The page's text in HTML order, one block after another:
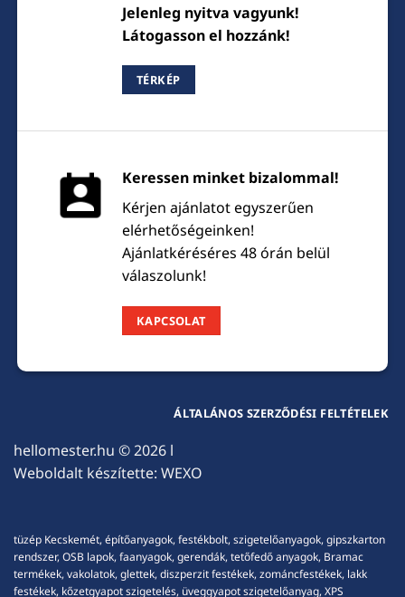
Jelenleg nyitva vagyunk!
Látogasson el hozzánk!
TÉRKÉP
Keressen minket bizalommal!
Kérjen ajánlatot egyszerűen
elérhetőségeinken!
Ajánlatkéréséres 48 órán belül
válaszolunk!
KAPCSOLAT
hellomester.hu © 2026 l
Weboldalt készítette: WEXO
ÁLTALÁNOS SZERZŐDÉSI FELTÉTELEK
tüzép Kecskemét, építőanyagok, festékbolt, szigetelőanyagok, gipszkarton
rendszer, OSB lapok, faanyagok, gerendák, tetőfedő anyagok, Bramac
termékek, vakolatok, glettek, diszperzit festékek, zománcfestékek, lakk
festékek, kőzetgyapot szigetelés, üveggyapot szigetelőanyag, XPS